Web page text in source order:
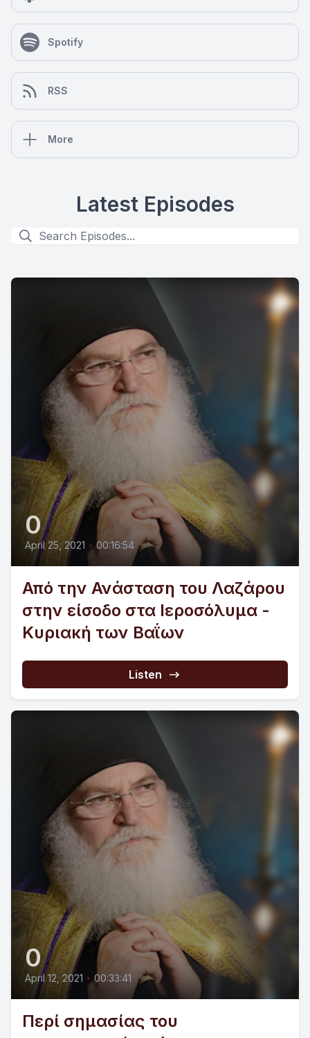
Spotify
RSS
More
Latest Episodes
0
April 25, 2021 • 00:16:54
Από την Ανάσταση του Λαζάρου
στην είσοδο στα Ιεροσόλυμα -
Κυριακή των Βαΐων
Listen
0
April 12, 2021 • 00:33:41
Περί σημασίας του